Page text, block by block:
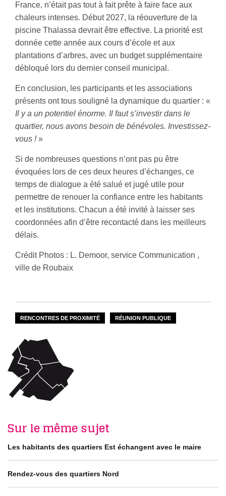
France, n’était pas tout à fait prête à faire face aux
chaleurs intenses. Début 2027, la réouverture de la
piscine Thalassa devrait être effective. La priorité est
donnée cette année aux cours d’école et aux
plantations d’arbres, avec un budget supplémentaire
débloqué lors du dernier conseil municipal.
En conclusion, les participants et les associations
présents ont tous souligné la dynamique du quartier : «
Il y a un potentiel énorme. Il faut s’investir dans le
quartier, nous avons besoin de bénévoles. Investissez-
vous !»
Si de nombreuses questions n’ont pas pu être
évoquées lors de ces deux heures d’échanges, ce
temps de dialogue a été salué et jugé utile pour
permettre de renouer la confiance entre les habitants
et les institutions. Chacun a été invité à laisser ses
coordonnées afin d’être recontacté dans les meilleurs
délais.
Crédit Photos : L. Demoor, service Communication ,
ville de Roubaix
RENCONTRES DE PROXIMITÉ RÉUNION PUBLIQUE
Sur le même sujet
Les habitants des quartiers Est échangent avec le maire
Rendez-vous des quartiers Nord